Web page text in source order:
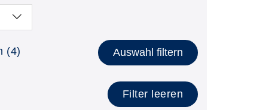
(4) Auswahl filtern
Filter leeren